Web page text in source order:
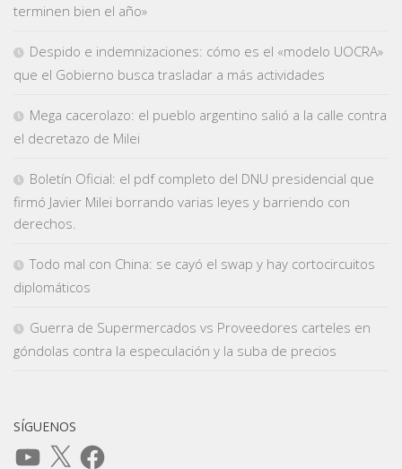
terminen bien el año»
Despido e indemnizaciones: cómo es el «modelo UOCRA»
que el Gobierno busca trasladar a más actividades
Mega cacerolazo: el pueblo argentino salió a la calle contra
el decretazo de Milei
Boletín Oficial: el pdf completo del DNU presidencial que
firmó Javier Milei borrando varias leyes y barriendo con
derechos.
Todo mal con China: se cayó el swap y hay cortocircuitos
diplomáticos
Guerra de Supermercados vs Proveedores carteles en
góndolas contra la especulación y la suba de precios
SÍGUENOS
YouTube
X Facebook